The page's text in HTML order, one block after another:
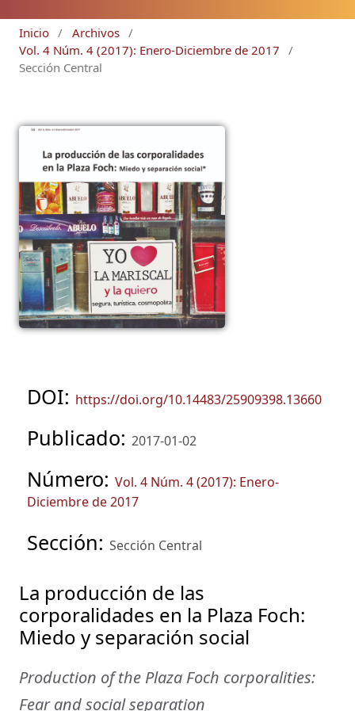
Inicio / Archivos /
Vol. 4 Núm. 4 (2017): Enero-Diciembre de 2017
/
Sección Central
DOI: https://doi.org/10.14483/25909398.13660
Publicado: 2017-01-02
Número: Vol. 4 Núm. 4 (2017): Enero-
Diciembre de 2017
Sección: Sección Central
La producción de las
corporalidades en la Plaza Foch:
Miedo y separación social
Production of the Plaza Foch corporalities:
Fear and social separation